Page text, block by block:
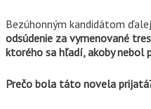
Bezúhonným kandidátom
odsúdenie za vymenované
ktorého sa hľadí, akoby nebol
Prečo bola táto novela